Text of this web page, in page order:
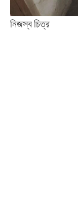
নিজস্ব চিত্র